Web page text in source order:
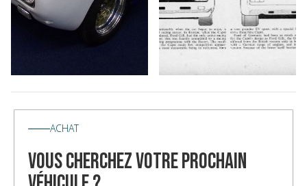
ACHAT
vous cherchez votre prochain